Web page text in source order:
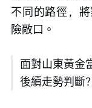
不同的路徑，
險敞口。
面對山東黃金
後續走勢判斷？